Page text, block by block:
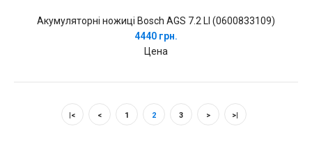
Акумуляторні ножиці Bosch AGS 7.2 LI (0600833109)
4440 грн.
Цена
|< < 1 2 3 > >|